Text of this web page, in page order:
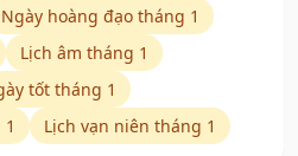
Ngày hoàng đạo tháng 1
Lịch âm tháng 1
tốt tháng 1
Lịch vạn niên tháng 1